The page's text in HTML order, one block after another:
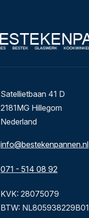
Satellietbaan 41 D
2181MG Hillegom
Nederland
info@bestekenpannen.nl
071 - 514 08 92
KVK: 28075079
BTW: NL805938229B01